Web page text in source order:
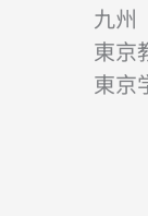
九州
東京
東京